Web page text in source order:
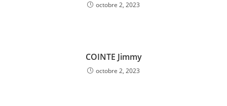
octobre 2, 2023
COINTE Jimmy
octobre 2, 2023